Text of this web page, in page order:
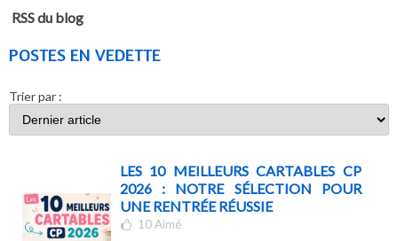
RSS du blog
POSTES EN VEDETTE
Trier par :
LES 10 MEILLEURS CARTABLES CP
2026 : NOTRE SÉLECTION POUR
UNE RENTRÉE RÉUSSIE
10 Aimé